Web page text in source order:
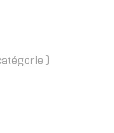
)